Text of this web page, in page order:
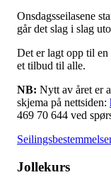
Onsdagsseilasene
går det slag i slag
Det er lagt opp til en
et tilbud til alle.
NB: Nytt av året er
skjema på nettsiden:
469 70 644 ved
Jollekurs